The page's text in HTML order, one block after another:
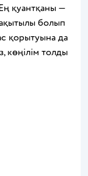
қуантқаны —
болып
қорытуына да
көңілім толды